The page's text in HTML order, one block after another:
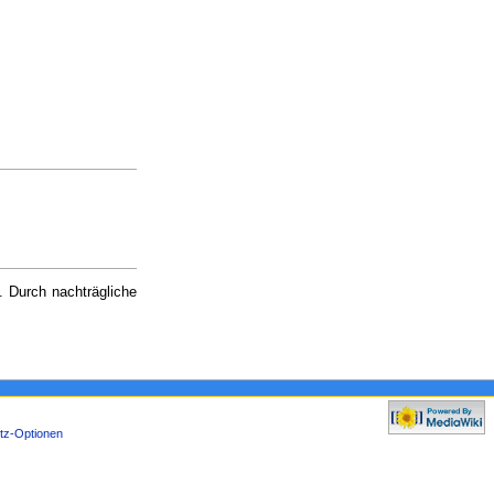
Durch nachträgliche
Optionen